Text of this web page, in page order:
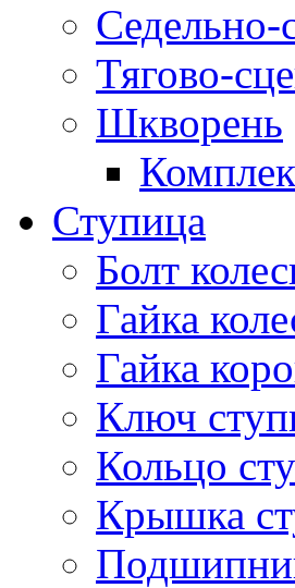
Седельно-
Тягово-
Шкворень
Ступица
Болт
Гайка
Гайка
Ключ
Кольцо
Крышка